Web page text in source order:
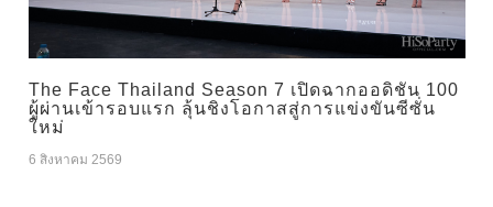
The Face Thailand Season 7 เปิดฉากออดิชัน 100
ผู้ผ่านเข้ารอบแรก ลุ้นชิงโอกาสสู่การแข่งขันซีซั่น
ใหม่
6 สิงหาคม 2569